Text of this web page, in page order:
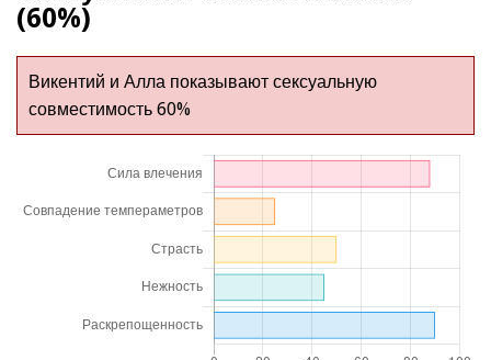
(60%)
Викентий и Алла показывают сексуальную
совместимость 60%